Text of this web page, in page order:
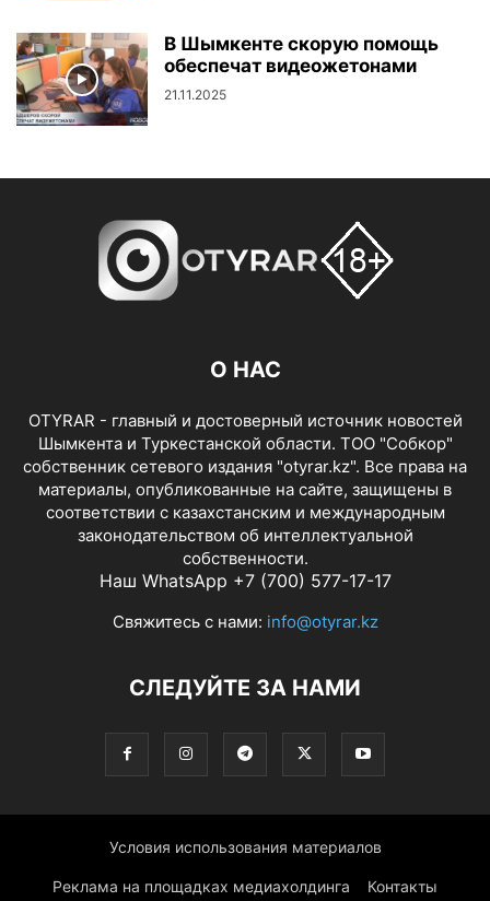
В Шымкенте скорую помощь
обеспечат видеожетонами
21.11.2025
О НАС
OTYRAR - главный и достоверный источник новостей
Шымкента и Туркестанской области. ТОО "Собкор"
собственник сетевого издания "otyrar.kz". Все права на
материалы, опубликованные на сайте, защищены в
соответствии с казахстанским и международным
законодательством об интеллектуальной
собственности.
Наш WhatsApp +7 (700) 577-17-17
Свяжитесь с нами: info@otyrar.kz
СЛЕДУЙТЕ ЗА НАМИ
Условия использования материалов
Реклама на площадках медиахолдинга Контакты